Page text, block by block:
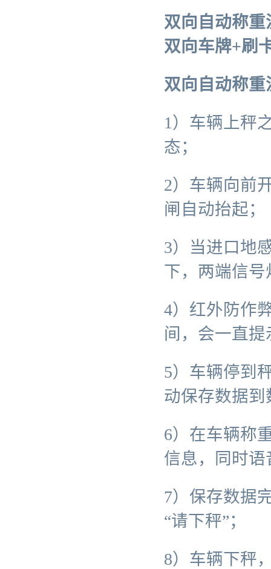
双向自动称
双向车牌+刷
双向自动称
1）车辆上秤
态；
2）车辆向前
闸自动抬起；
3）当进口地
下，两端信
4）红外防作
间，会一直提
5）车辆停到
动保存数据到
6）在车辆称
信息，同时
7）保存数据
“请下秤”；
8）车辆下秤